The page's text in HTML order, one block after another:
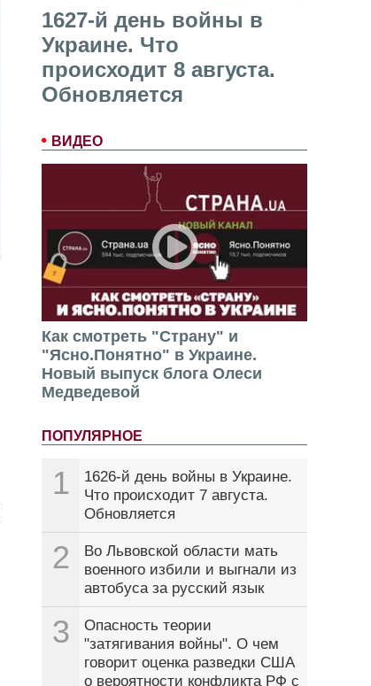
1627-й день войны в
Украине. Что
происходит 8 августа.
Обновляется
ВИДЕО
Как смотреть "Страну" и
"Ясно.Понятно" в Украине.
Новый выпуск блога Олеси
Медведевой
ПОПУЛЯРНОЕ
1
1626-й день войны в Украине.
Что происходит 7 августа.
Обновляется
2
Во Львовской области мать
военного избили и выгнали из
автобуса за русский язык
3
Опасность теории
"затягивания войны". О чем
говорит оценка разведки США
о вероятности конфликта РФ с